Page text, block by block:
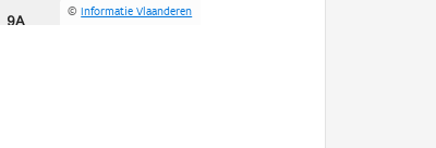
©Informatie Vlaanderen